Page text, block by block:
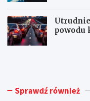
powodu
M
k
N
y Sprawdź również